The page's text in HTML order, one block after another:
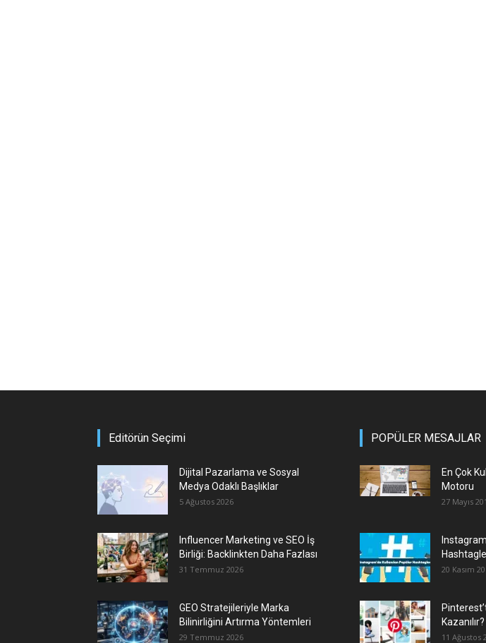
Editörün Seçimi
Dijital Pazarlama ve Sosyal
Medya Odaklı Başlıklar
5 Ağustos 2026
Influencer Marketing ve SEO İş
Birliği: Backlinkten Daha Fazlası
31 Temmuz 2026
GEO Stratejileriyle Marka
Bilinirliğini Artırma Yöntemleri
29 Temmuz 2026
POPÜLER MESAJLAR
En Çok
Motoru
27 Mayıs
20 Kasım
Kazanılır?
11 Ağustos